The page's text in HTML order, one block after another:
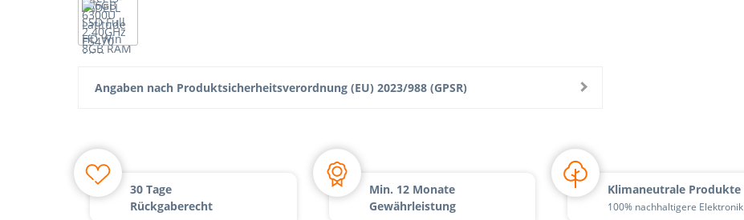
Angaben nach Produktsicherheitsverordnung (EU) 2023/988 (GPSR)
30 Tage
Rückgaberecht
Min. 12 Monate
Gewährleistung
Klimaneutrale Produkte
100% nachhaltigere Elektronik